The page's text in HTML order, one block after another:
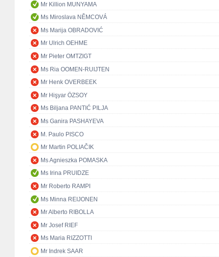
Mr Killion MUNYAMA
Ms Miroslava NĚMCOVÁ
Ms Marija OBRADOVIĆ
Mr Ulrich OEHME
Mr Pieter OMTZIGT
Ms Ria OOMEN-RUIJTEN
Mr Henk OVERBEEK
Mr Hişyar ÖZSOY
Ms Biljana PANTIĆ PILJA
Ms Ganira PASHAYEVA
M. Paulo PISCO
Mr Martin POLIAČIK
Ms Agnieszka POMASKA
Ms Irina PRUIDZE
Mr Roberto RAMPI
Ms Minna REIJONEN
Mr Alberto RIBOLLA
Mr Josef RIEF
Ms Maria RIZZOTTI
Mr Indrek SAAR